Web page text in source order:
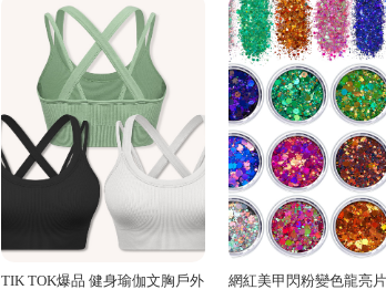
TIK TOK爆品 健身瑜伽文胸戶外
網紅美甲閃粉變色龍亮